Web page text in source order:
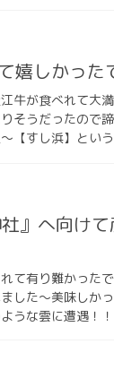
嬉しかった
牛が食べれて大
そうだったので
【すし浜】と
』へ向け
て有り難かった
した〜美味しか
ような雲に遭遇